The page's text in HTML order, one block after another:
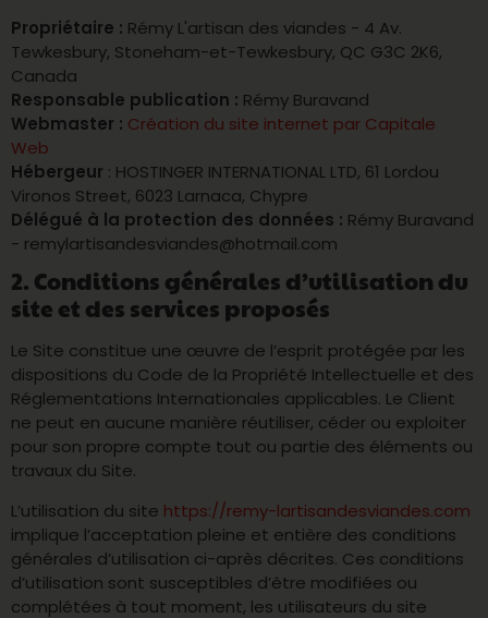
Propriétaire : Rémy L'artisan des viandes - 4 Av.
Tewkesbury, Stoneham-et-Tewkesbury, QC G3C 2K6,
Canada
Responsable publication : Rémy Buravand
Webmaster : Création du site internet par Capitale
Web
Hébergeur : HOSTINGER INTERNATIONAL LTD, 61 Lordou
Vironos Street, 6023 Larnaca, Chypre
Délégué à la protection des données : Rémy Buravand
- remylartisandesviandes@hotmail.com
2. Conditions générales d’utilisation du
site et des services proposés
Le Site constitue une œuvre de l’esprit protégée par les
dispositions du Code de la Propriété Intellectuelle et des
Réglementations Internationales applicables. Le Client
ne peut en aucune manière réutiliser, céder ou exploiter
pour son propre compte tout ou partie des éléments ou
travaux du Site.
L’utilisation du site https://remy-lartisandesviandes.com
implique l’acceptation pleine et entière des conditions
générales d’utilisation ci-après décrites. Ces conditions
d’utilisation sont susceptibles d’être modifiées ou
complétées à tout moment, les utilisateurs du site